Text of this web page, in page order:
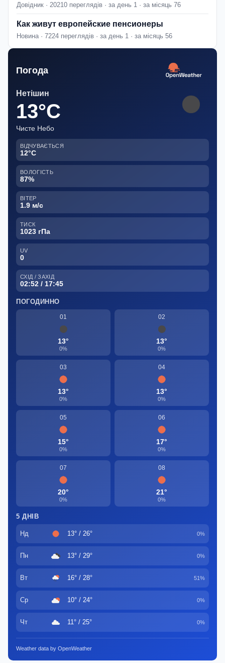
Довідник · 20210 переглядів · за день 1 · за місяць 76
Как живут европейские пенсионеры
Новина · 7224 переглядів · за день 1 · за місяць 56
Погода
Нетішин
13°C
Чисте Небо
ВІДЧУВАЄТЬСЯ
12°C
ВОЛОГІСТЬ
87%
ВІТЕР
1.9 м/с
ТИСК
1023 гПа
UV
0
СХІД / ЗАХІД
02:52 / 17:45
ПОГОДИННО
01
13°
0%
02
13°
0%
03
13°
0%
04
13°
0%
05
15°
0%
06
17°
0%
07
20°
0%
08
21°
0%
5 ДНІВ
Нд 13° / 26° 0%
Пн 13° / 29° 0%
Вт 16° / 28° 51%
Ср 10° / 24° 0%
Чт 11° / 25° 0%
Weather data by OpenWeather